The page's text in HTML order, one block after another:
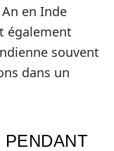
en Inde
également
souvent
dans un